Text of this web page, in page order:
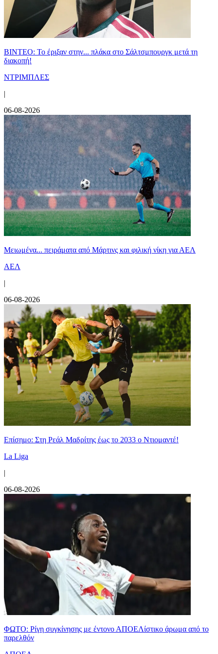
ΒΙΝΤΕΟ: Το έριξαν στην... πλάκα στο Σάλτσμπουργκ μετά τη
διακοπή!
ΝΤΡΙΜΠΛΕΣ
|
06-08-2026
Μειωμένα... πειράματα από Μάρτινς και φιλική νίκη για ΑΕΛ
ΑΕΛ
|
06-08-2026
Επίσημο: Στη Ρεάλ Μαδρίτης έως το 2033 ο Ντιομαντέ!
La Liga
|
06-08-2026
ΦΩΤΟ: Ρίγη συγκίνησης με έντονο ΑΠΟΕΛίστικο άρωμα από το
παρελθόν